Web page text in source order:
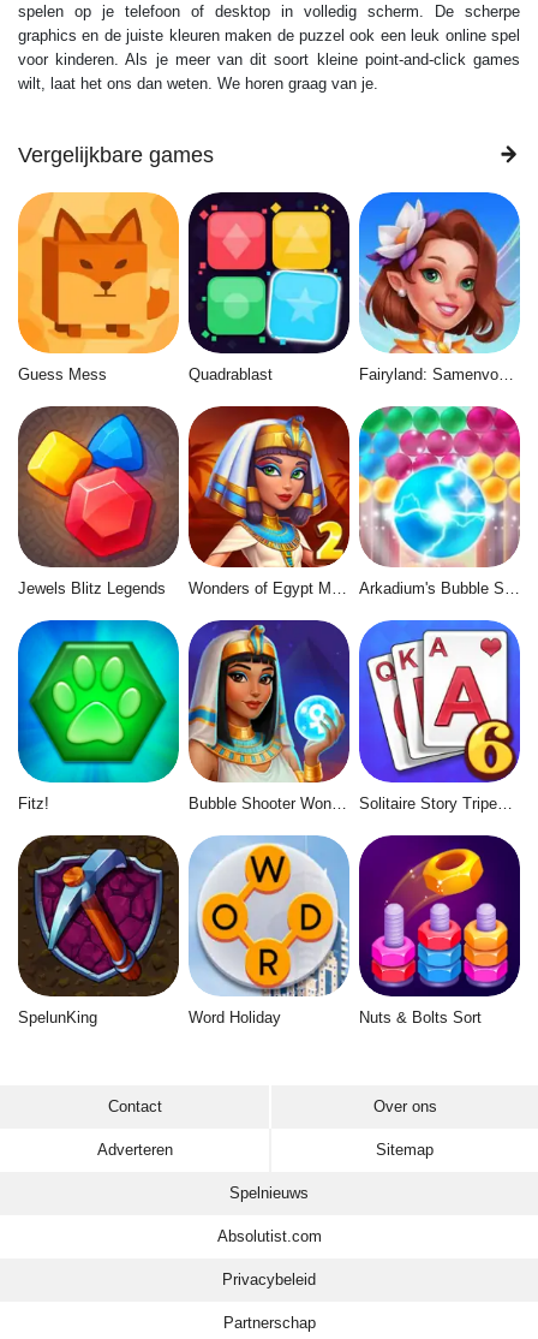
spelen op je telefoon of desktop in volledig scherm. De scherpe
graphics en de juiste kleuren maken de puzzel ook een leuk online spel
voor kinderen. Als je meer van dit soort kleine point-and-click games
wilt, laat het ons dan weten. We horen graag van je.
Vergelijkbare games
Guess Mess Quadrablast Fairyland: Samenvoegen & Magie
Jewels Blitz Legends Wonders of Egypt Match 2 Arkadium's Bubble Shooter
Fitz! Bubble Shooter Wonders of Egypt Solitaire Story Tripeaks 6
SpelunKing Word Holiday Nuts & Bolts Sort
Contact Over ons
Adverteren Sitemap
Spelnieuws
Absolutist.com
Privacybeleid
Partnerschap